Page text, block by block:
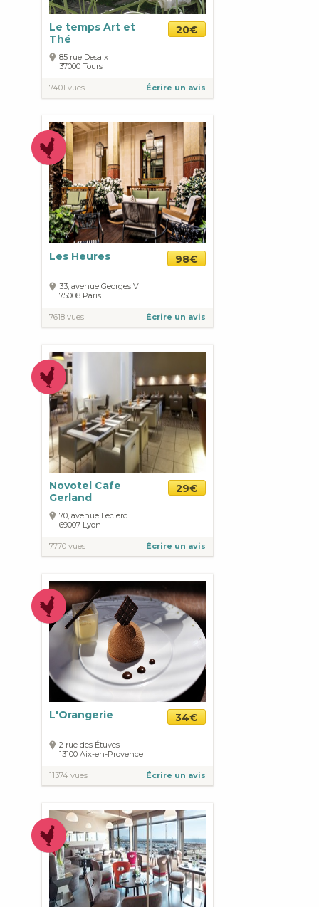
Le temps Art et
Thé
20€
85 rue Desaix
37000 Tours
7401 vues Écrire un avis
Les Heures 98€
33, avenue Georges V
75008 Paris
7618 vues Écrire un avis
Novotel Cafe
Gerland
29€
70, avenue Leclerc
69007 Lyon
7770 vues Écrire un avis
L'Orangerie 34€
2 rue des Étuves
13100 Aix-en-Provence
11374 vues Écrire un avis